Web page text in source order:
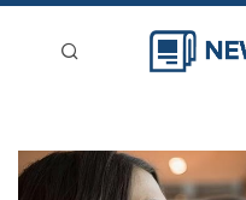
新聞稿分類